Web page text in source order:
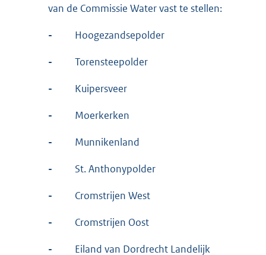
van de Commissie Water vast te stellen:
- Hoogezandsepolder
- Torensteepolder
- Kuipersveer
- Moerkerken
- Munnikenland
- St. Anthonypolder
- Cromstrijen West
- Cromstrijen Oost
- Eiland van Dordrecht Landelijk